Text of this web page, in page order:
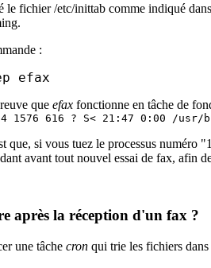
le fichier /etc/inittab comme indiqué
:
efax
que efax fonctionne en tâche de
1576 616 ? S< 21:47 0:00 /usr/
que, si vous tuez le processus
avant tout nouvel essai de fax, afin
après la réception d'un fax ?
une tâche cron qui trie les fichiers